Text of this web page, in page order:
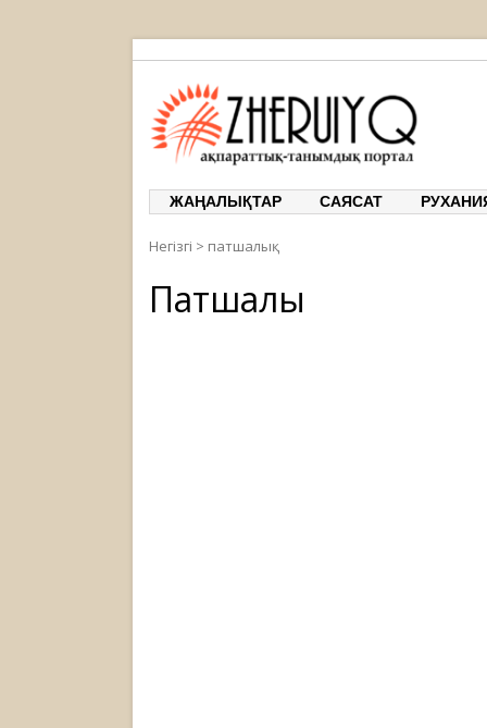
ЖАҢАЛЫҚТАР САЯСАТ
Негізгі > патшалық
Патшалық